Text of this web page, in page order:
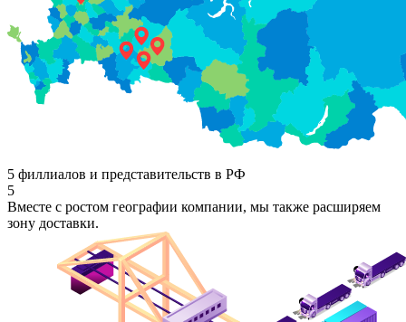
5 филлиалов и представительств в РФ
5
Вместе с ростом географии компании, мы также расширяем
зону доставки.